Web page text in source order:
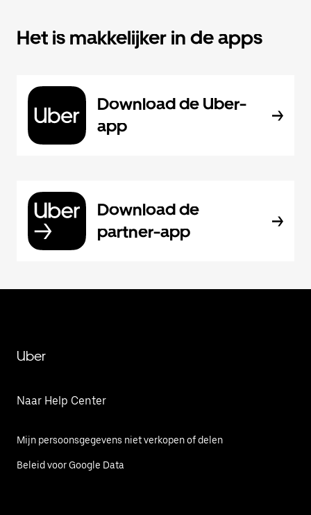
Het is makkelijker in de apps
Download de Uber-
app
Download de
partner-app
Uber
Naar Help Center
Mijn persoonsgegevens niet verkopen of delen
Beleid voor Google Data